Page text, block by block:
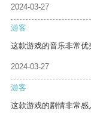
2024-03-27
游客
这款游戏的音乐非常优
2024-03-27
游客
这款游戏的剧情非常感